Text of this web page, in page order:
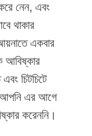
নেন, এবং
থাকার
একবার
আবিষ্কার
চিটচিটে
আপনি এর আগে
করেননি।